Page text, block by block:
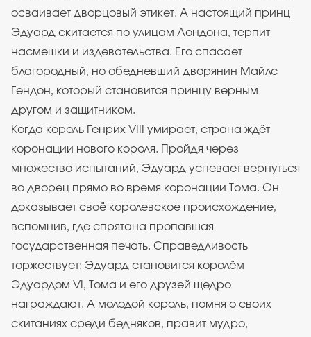
осваивает дворцовый этикет. А настоящий принц
Эдуард скитается по улицам Лондона, терпит
насмешки и издевательства. Его спасает
благородный, но обедневший дворянин Майлс
Гендон, который становится принцу верным
другом и защитником.
Когда король Генрих VIII умирает, страна ждёт
коронации нового короля. Пройдя через
множество испытаний, Эдуард успевает вернуться
во дворец прямо во время коронации Тома. Он
доказывает своё королевское происхождение,
вспомнив, где спрятана пропавшая
государственная печать. Справедливость
торжествует: Эдуард становится королём
Эдуардом VI, Тома и его друзей щедро
награждают. А молодой король, помня о своих
скитаниях среди бедняков, правит мудро,